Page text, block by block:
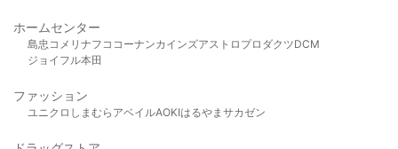
ホームセンター
島忠 コメリ ナフコ コーナンカインズアストロプロダクツDCM
ジョイフル本田
ファッション
ユニクロ しまむら アベイルAOKIはるやま サカゼン